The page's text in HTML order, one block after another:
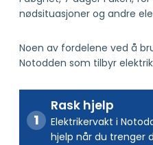
nødsituasjoner og andre
Noen av fordelene ved å
Notodden som tilbyr
Rask hjelp
Elektrikervakt i
hjelp når du trenger